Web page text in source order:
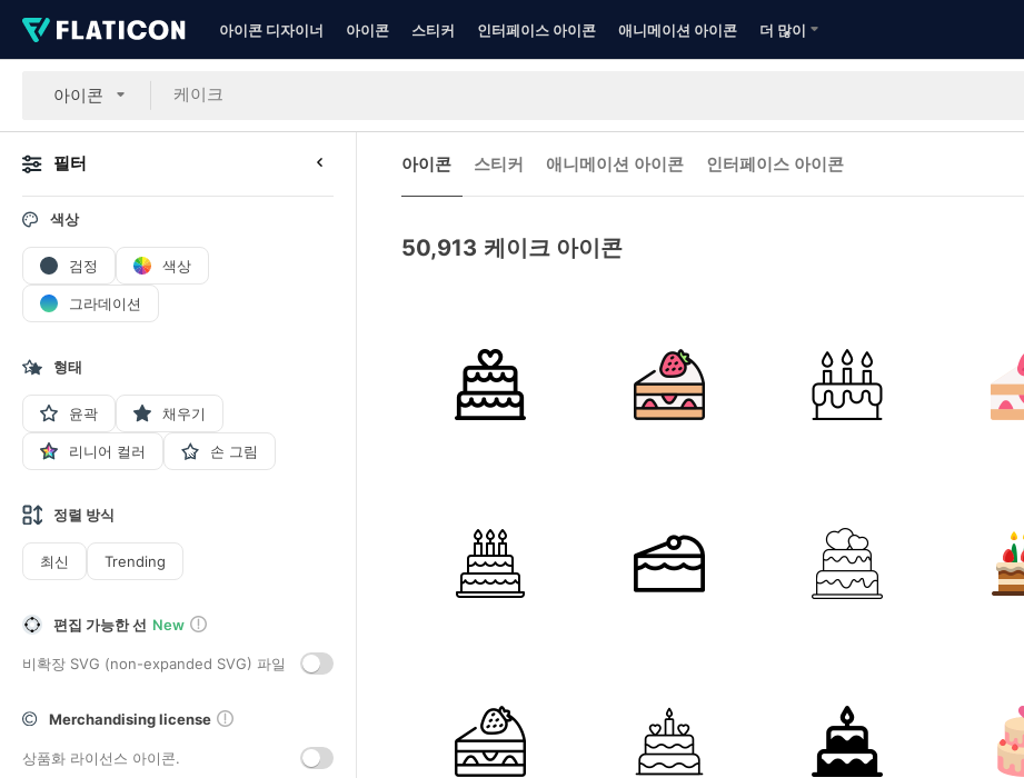
아이콘 디자이너 아이콘 스티커 인터페이스 아이콘 애니메이션 아이콘 더 많이
아이콘
필터
색상
검정 색상
그라데이션
형태
윤곽 채우기
리니어 컬러 손 그림
정렬 방식
최신 Trending
편집 가능한 선 New
비확장 SVG (non-expanded SVG) 파일
Merchandising license
상품화 라이선스 아이콘.
아이콘 스티커 애니메이션 아이콘 인터페이스 아이콘
50,913 케이크 아이콘